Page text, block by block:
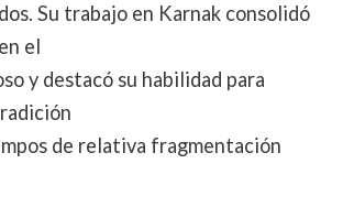
Su trabajo en Karnak consolidó
el
y destacó su habilidad para
de relativa fragmentación